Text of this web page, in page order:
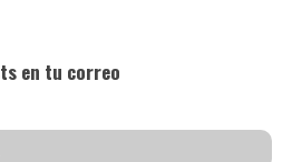
en tu correo